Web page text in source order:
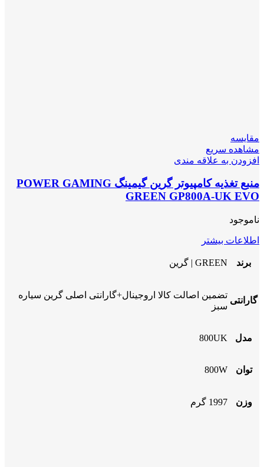
مقایسه
مشاهده سریع
افزودن به علاقه مندی
منبع تغذیه کامپیوتر گرین گیمینگ POWER GAMING
GREEN GP800A-UK EVO
ناموجود
اطلاعات بیشتر
برند GREEN | گرین
گارانتی
تضمین اصالت کالا اروجینال+گارانتی اصلی گرین سیاره
سبز
مدل 800UK
توان 800W
وزن 1997 گرم